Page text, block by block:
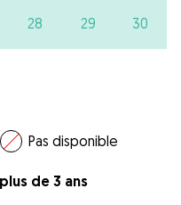
28 29 30
Pas disponible
de 3 ans